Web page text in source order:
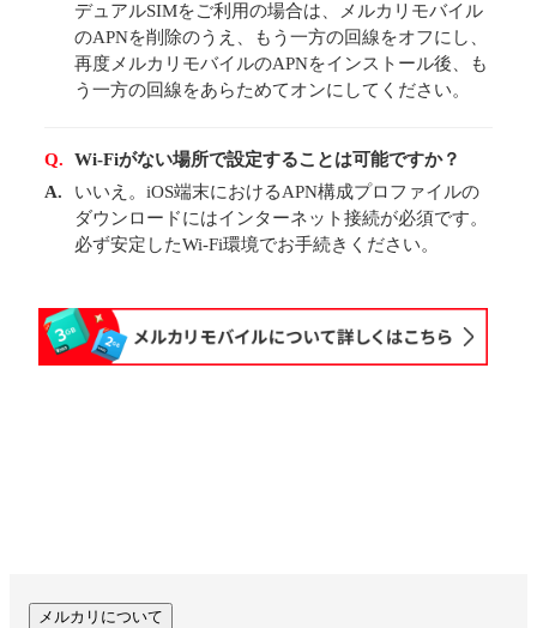
デュアルSIMをご利用の場合は、メルカリモバイル
のAPNを削除のうえ、もう一方の回線をオフにし、
再度メルカリモバイルのAPNをインストール後、も
う一方の回線をあらためてオンにしてください。
Q.
Wi-Fiがない場所で設定することは可能ですか？
A.
いいえ。iOS端末におけるAPN構成プロファイルの
ダウンロードにはインターネット接続が必須です。
必ず安定したWi-Fi環境でお手続きください。
メルカリについて